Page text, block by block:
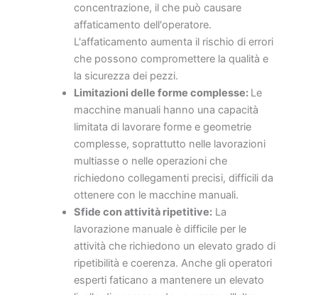
concentrazione, il che può causare
affaticamento dell'operatore.
L'affaticamento aumenta il rischio di errori
che possono compromettere la qualità e
la sicurezza dei pezzi.
Limitazioni delle forme complesse: Le
macchine manuali hanno una capacità
limitata di lavorare forme e geometrie
complesse, soprattutto nelle lavorazioni
multiasse o nelle operazioni che
richiedono collegamenti precisi, difficili da
ottenere con le macchine manuali.
Sfide con attività ripetitive:La
lavorazione manuale è difficile per le
attività che richiedono un elevato grado di
ripetibilità e coerenza. Anche gli operatori
esperti faticano a mantenere un elevato